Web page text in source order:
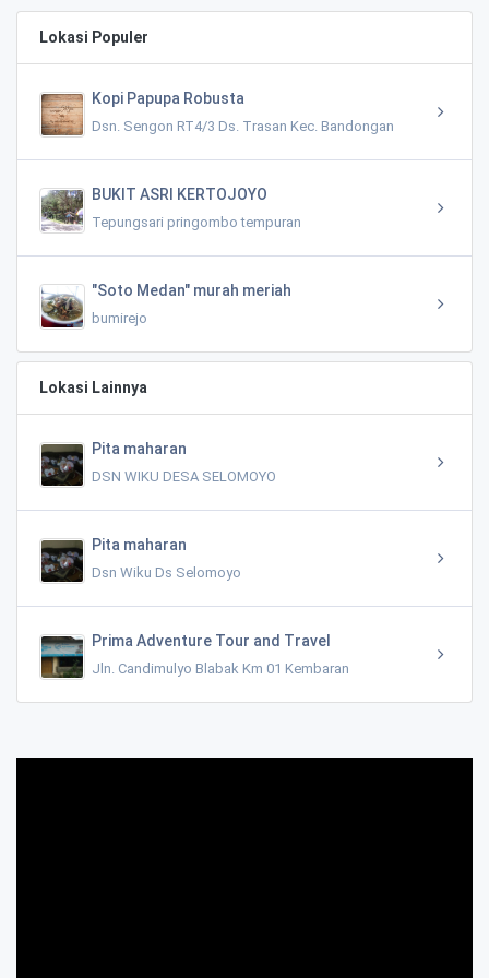
Lokasi Populer
Kopi Papupa Robusta
Dsn. Sengon RT4/3 Ds. Trasan Kec. Bandongan
BUKIT ASRI KERTOJOYO
Tepungsari pringombo tempuran
"Soto Medan" murah meriah
bumirejo
Lokasi Lainnya
Pita maharan
DSN WIKU DESA SELOMOYO
Pita maharan
Dsn Wiku Ds Selomoyo
Prima Adventure Tour and Travel
Jln. Candimulyo Blabak Km 01 Kembaran